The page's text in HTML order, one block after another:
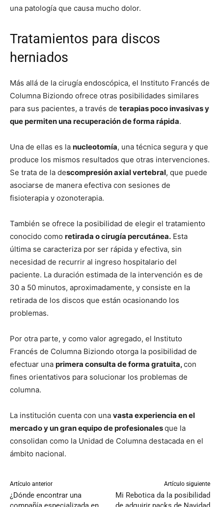
una patología que causa mucho dolor.
Tratamientos para discos
herniados
Más allá de la cirugía endoscópica, el Instituto Francés de
Columna Biziondo ofrece otras posibilidades similares
para sus pacientes, a través de terapias poco invasivas y
que permiten una recuperación de forma rápida.
Una de ellas es la nucleotomía, una técnica segura y que
produce los mismos resultados que otras intervenciones.
Se trata de la descompresión axial vertebral, que puede
asociarse de manera efectiva con sesiones de
fisioterapia y ozonoterapia.
También se ofrece la posibilidad de elegir el tratamiento
conocido como retirada o cirugía percutánea. Esta
última se caracteriza por ser rápida y efectiva, sin
necesidad de recurrir al ingreso hospitalario del
paciente. La duración estimada de la intervención es de
30 a 50 minutos, aproximadamente, y consiste en la
retirada de los discos que están ocasionando los
problemas.
Por otra parte, y como valor agregado, el Instituto
Francés de Columna Biziondo otorga la posibilidad de
efectuar una primera consulta de forma gratuita,con
fines orientativos para solucionar los problemas de
columna.
La institución cuenta con una vasta experiencia en el
mercado y un gran equipo de profesionalesque la
consolidan como la Unidad de Columna destacada en el
ámbito nacional.
Artículo anterior
¿Dónde encontrar una
Artículo siguiente
Mi Rebotica da la posibilidad